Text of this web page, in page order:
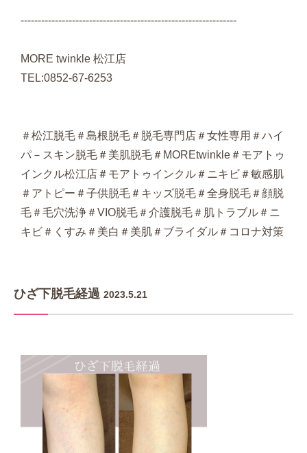
---------------------------------------------------------------
MORE twinkle 松江店
TEL:0852-67-6253
＃松江脱毛＃島根脱毛＃脱毛専門店＃女性専用＃ハイ
パ－スキン脱毛＃美肌脱毛＃MOREtwinkle＃モアトゥ
インクル松江店＃モアトゥインクル＃ニキビ＃敏感肌
＃アトピー＃子供脱毛＃キッズ脱毛＃全身脱毛＃顔脱
毛＃毛穴洗浄＃VIO脱毛＃介護脱毛＃肌トラブル＃ニ
キビ＃くすみ＃美白＃美肌＃ブライダル＃コロナ対策
ひざ下脱毛経過 2023.5.21